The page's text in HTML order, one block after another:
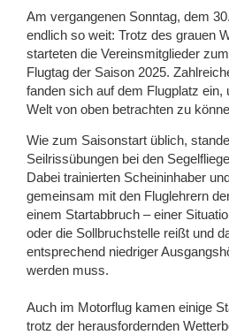
Am vergangenen Sonntag, dem
endlich so weit: Trotz des grauen
starteten die Vereinsmitglieder
Flugtag der Saison 2025.
fanden sich auf dem Flugplatz ein,
Welt von oben betrachten zu
Wie zum Saisonstart üblich,
Seilrissübungen bei den
Dabei trainierten Scheininhaber
gemeinsam mit den Fluglehrern
einem Startabbruch – einer
oder die Sollbruchstelle reißt und
entsprechend niedriger
werden muss.
Auch im Motorflug kamen einige
trotz der herausfordernden